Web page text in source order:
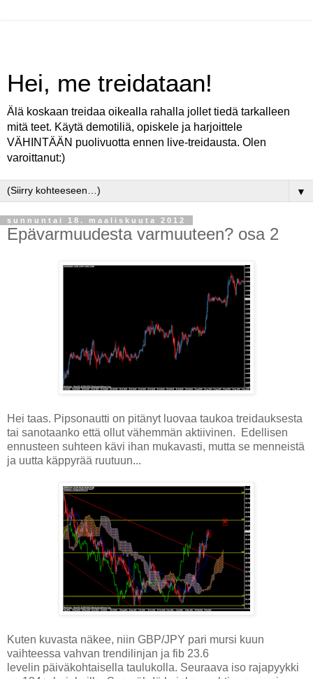
Hei, me treidataan!
Älä koskaan treidaa oikealla rahalla jollet tiedä tarkalleen
mitä teet. Käytä demotiliä, opiskele ja harjoittele
VÄHINTÄÄN puolivuotta ennen live-treidausta. Olen
varoittanut:)
▼
sunnuntai 18. maaliskuuta 2012
Epävarmuudesta varmuuteen? osa 2
Hei taas. Pipsonautti on pitänyt luovaa taukoa treidauksesta
tai sanotaanko että ollut vähemmän aktiivinen. Edellisen
ennusteen suhteen kävi ihan mukavasti, mutta se menneistä
ja uutta käppyrää ruutuun...
Kuten kuvasta näkee, niin GBP/JPY pari mursi kuun
vaihteessa vahvan trendilinjan ja fib 23.6
levelin päiväkohtaisella taulukolla. Seuraava iso rajapyykki